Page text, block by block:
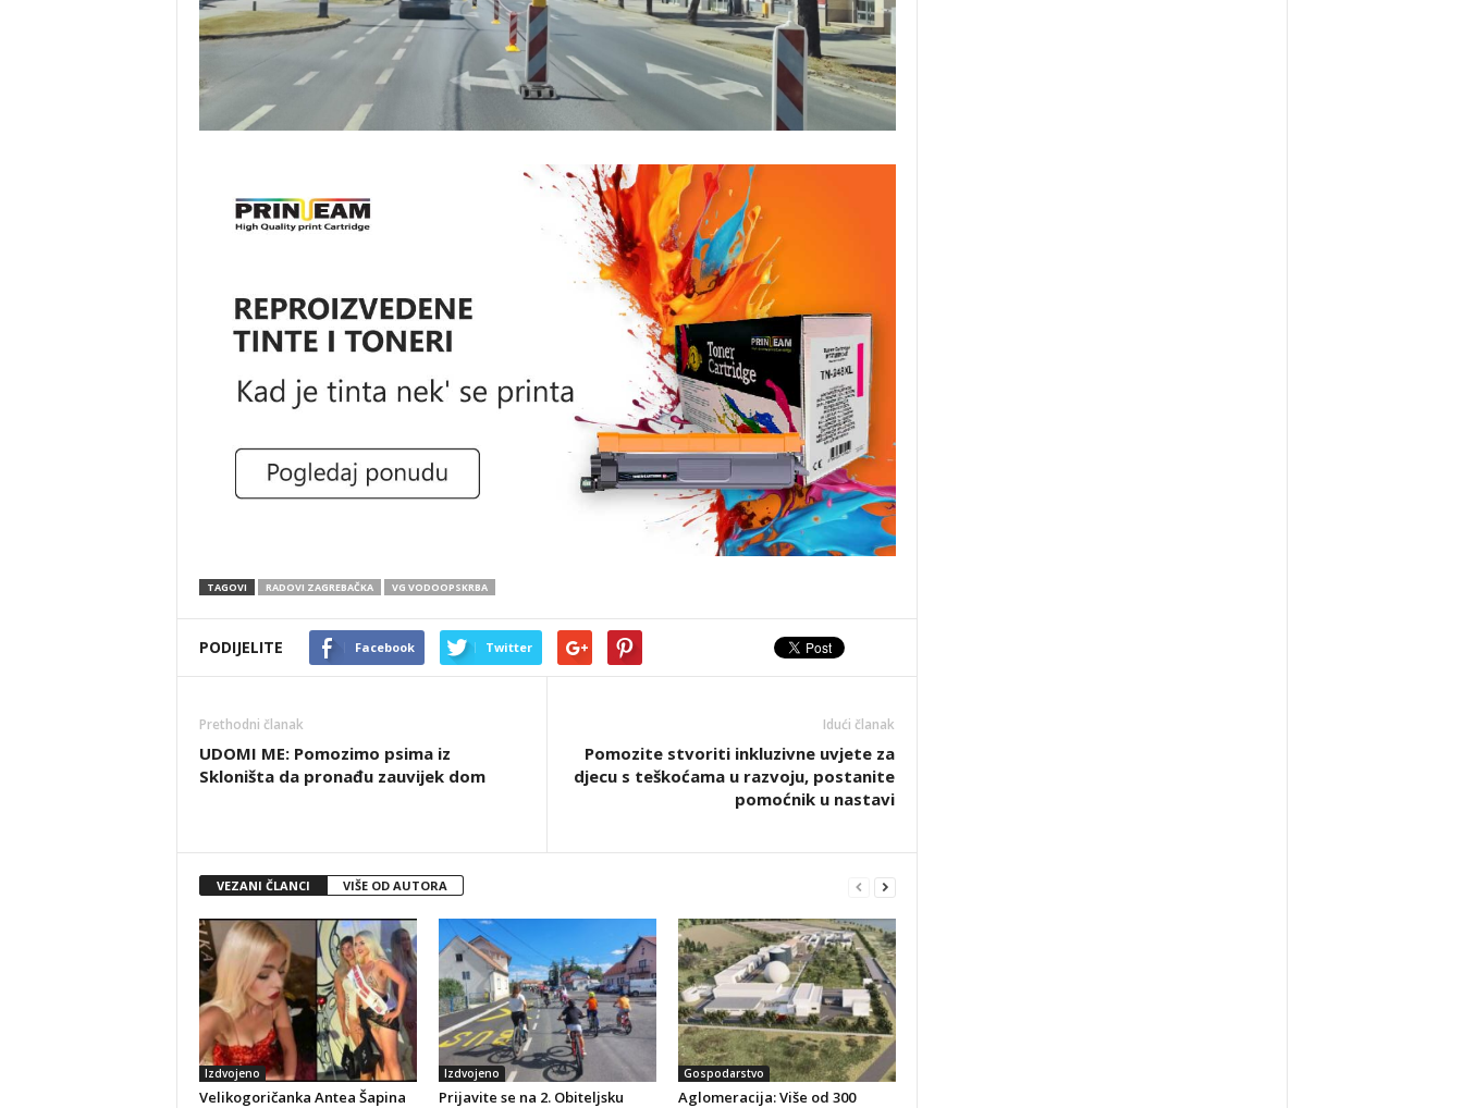
TAGOVI RADOVI ZAGREBAČKA VG VODOOPSKRBA
PODIJELITE Facebook Twitter
Prethodni članak
UDOMI ME: Pomozimo psima iz
Skloništa da pronađu zauvijek dom
Idući članak
Pomozite stvoriti inkluzivne uvjete za
djecu s teškoćama u razvoju, postanite
pomoćnik u nastavi
VEZANI ČLANCI VIŠE OD AUTORA
Izdvojeno
Velikogoričanka Antea Šapina
Izdvojeno
Prijavite se na 2. Obiteljsku
Gospodarstvo
Aglomeracija: Više od 300